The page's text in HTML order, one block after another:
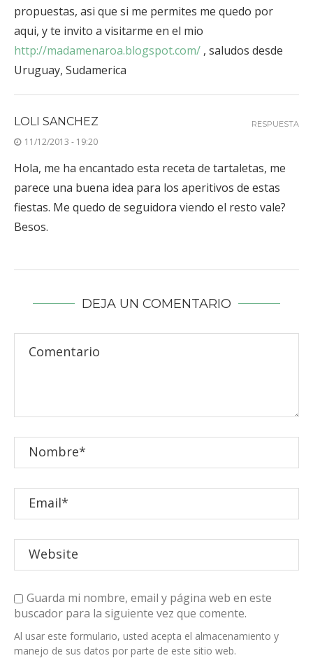
propuestas, asi que si me permites me quedo por
aqui, y te invito a visitarme en el mio
http://madamenaroa.blogspot.com/ , saludos desde
Uruguay, Sudamerica
LOLI SANCHEZ
11/12/2013 - 19:20
Hola, me ha encantado esta receta de tartaletas, me
parece una buena idea para los aperitivos de estas
fiestas. Me quedo de seguidora viendo el resto vale?
Besos.
RESPUESTA
DEJA UN COMENTARIO
Guarda mi nombre, email y página web en este
buscador para la siguiente vez que comente.
Al usar este formulario, usted acepta el almacenamiento y
manejo de sus datos por parte de este sitio web.